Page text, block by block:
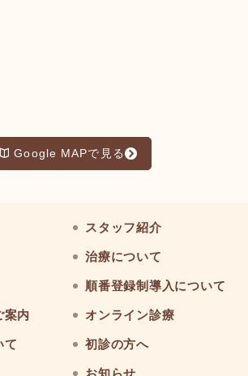
Google MAPで見る
スタッフ紹介
治療について
順番登録制導入について
案内 オンライン診療
て 初診の方へ
お知らせ